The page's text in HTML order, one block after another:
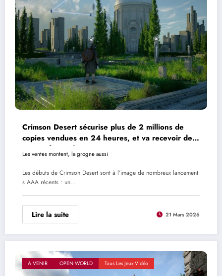
Crimson Desert sécurise plus de 2 millions de
copies vendues en 24 heures, et va recevoir des
correctifs rapidement
Les ventes montent, la grogne aussi
Les débuts de Crimson Desert sont à l’image de nombreux lancement
s AAA récents : un…
Lire la suite 21 Mars 2026
A VENIR OPEN WORLD Tous Les Jeux Vidéo